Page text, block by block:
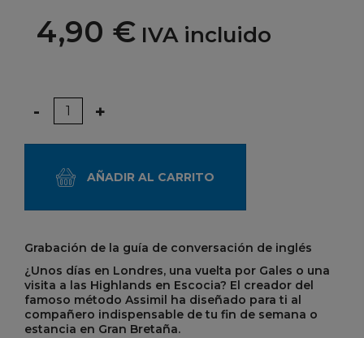
4,90 € IVA incluido
Cantidad
- +
AÑADIR AL CARRITO
Grabación de la guía de conversación de inglés
¿Unos días en Londres, una vuelta por Gales o una
visita a las Highlands en Escocia? El creador del
famoso método Assimil ha diseñado para ti al
compañero indispensable de tu fin de semana o
estancia en Gran Bretaña.